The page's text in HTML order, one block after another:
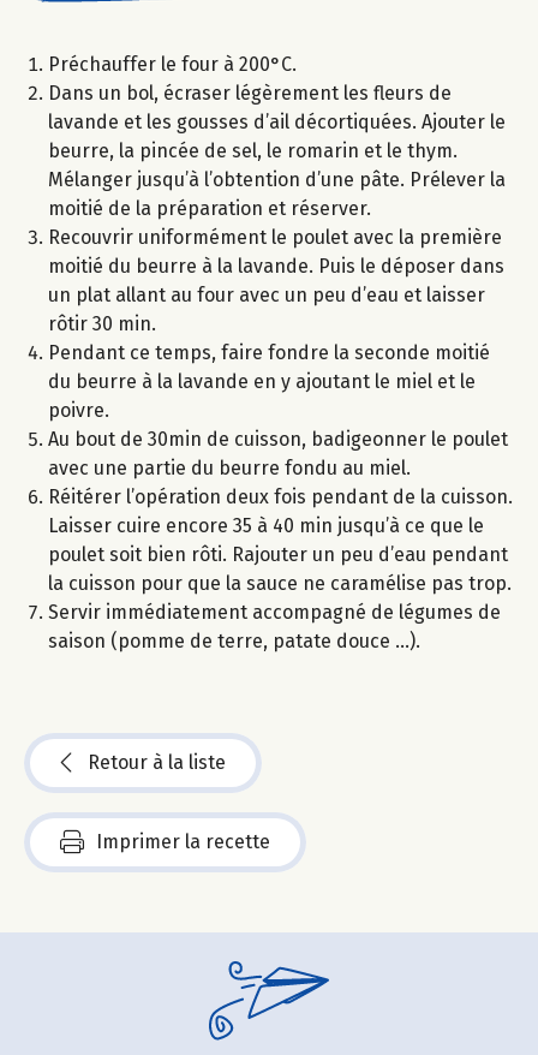
Préchauffer le four à 200°C.
Dans un bol, écraser légèrement les fleurs de
lavande et les gousses d’ail décortiquées. Ajouter le
beurre, la pincée de sel, le romarin et le thym.
Mélanger jusqu’à l’obtention d’une pâte. Prélever la
moitié de la préparation et réserver.
Recouvrir uniformément le poulet avec la première
moitié du beurre à la lavande. Puis le déposer dans
un plat allant au four avec un peu d’eau et laisser
rôtir 30 min.
Pendant ce temps, faire fondre la seconde moitié
du beurre à la lavande en y ajoutant le miel et le
poivre.
Au bout de 30min de cuisson, badigeonner le poulet
avec une partie du beurre fondu au miel.
Réitérer l’opération deux fois pendant de la cuisson.
Laisser cuire encore 35 à 40 min jusqu’à ce que le
poulet soit bien rôti. Rajouter un peu d’eau pendant
la cuisson pour que la sauce ne caramélise pas trop.
Servir immédiatement accompagné de légumes de
saison (pomme de terre, patate douce …).
Retour à la liste
Imprimer la recette